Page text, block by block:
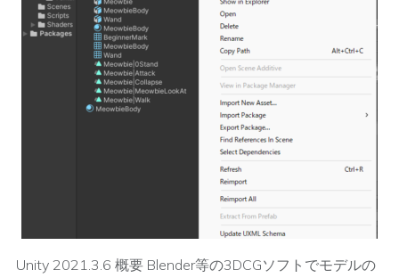
Unity 2021.3.6 概要 Blender等の3DCGソフトでモデルの